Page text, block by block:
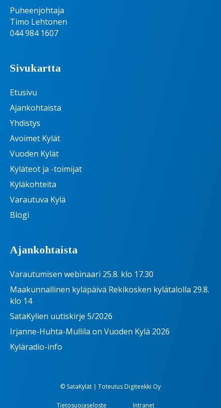
Puheenjohtaja
Timo Lehtonen
044 984 1607
Sivukartta
Etusivu
Ajankohtaista
Yhdistys
Avoimet Kylät
Vuoden Kylät
Kyläteot ja -toimijat
Kyläkohteita
Varautuva Kylä
Blogi
Ajankohtaista
Varautumisen webinaari 25.8. klo 17.30
Maakunnallinen kyläpäivä Rekikosken kylätalolla 29.8.
klo 14
SataKylien uutiskirje 5/2026
Irjanne-Huhta-Mullila on Vuoden Kylä 2026
Kyläradio-info
© SataKylät | ToteutusDigiteekki Oy
Tietosuojaseloste Intranet